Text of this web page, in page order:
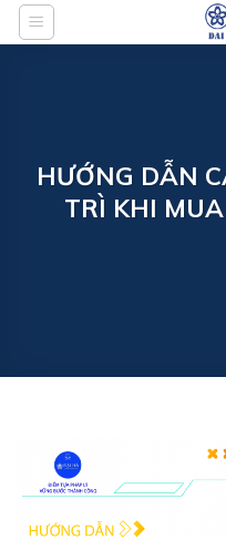
Bỏ
qua
HƯỚNG DẪN
TRÌ KHI